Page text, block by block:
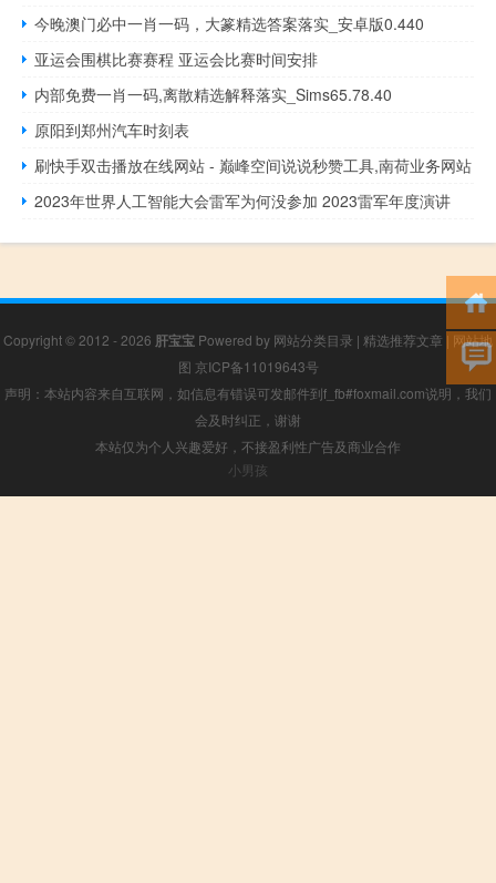
今晚澳门必中一肖一码，大篆精选答案落实_安卓版0.440
亚运会围棋比赛赛程 亚运会比赛时间安排
内部免费一肖一码,离散精选解释落实_Sims65.78.40
原阳到郑州汽车时刻表
刷快手双击播放在线网站 - 巅峰空间说说秒赞工具,南荷业务网站
2023年世界人工智能大会雷军为何没参加 2023雷军年度演讲
Copyright © 2012 - 2026 肝宝宝 Powered by 网站分类目录 | 精选推荐文章 | 网站地
图 京ICP备11019643号
声明：本站内容来自互联网，如信息有错误可发邮件到f_fb#foxmail.com说明，我们
会及时纠正，谢谢
本站仅为个人兴趣爱好，不接盈利性广告及商业合作
小男孩